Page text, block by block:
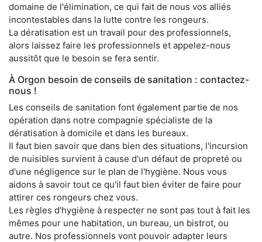
domaine de l'élimination, ce qui fait de nous vos alliés
incontestables dans la lutte contre les rongeurs.
La dératisation est un travail pour des professionnels,
alors laissez faire les professionnels et appelez-nous
aussitôt que le besoin se fera sentir.
À Orgon besoin de conseils de sanitation : contactez-
nous !
Les conseils de sanitation font également partie de nos
opération dans notre compagnie spécialiste de la
dératisation à domicile et dans les bureaux.
Il faut bien savoir que dans bien des situations, l'incursion
de nuisibles survient à cause d'un défaut de propreté ou
d'une négligence sur le plan de l'hygiène. Nous vous
aidons à savoir tout ce qu'il faut bien éviter de faire pour
attirer ces rongeurs chez vous.
Les règles d'hygiène à respecter ne sont pas tout à fait les
mêmes pour une habitation, un bureau, un bistrot, ou
autre. Nos professionnels vont pouvoir adapter leurs